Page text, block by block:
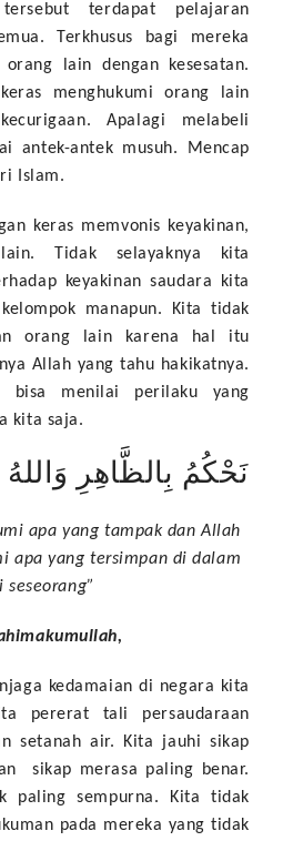
terdapat pelajaran
Terkhusus bagi mereka
lain dengan kesesatan.
menghukumi orang lain
Apalagi melabeli
antek-antek musuh. Mencap
Islam.
keras memvonis keyakinan,
Tidak selayaknya kita
keyakinan saudara kita
manapun. Kita tidak
orang lain karena hal itu
Allah yang tahu hakikatnya.
bisa menilai perilaku yang
kita saja.
نَحْكُمُ بِالظَّاهِرِ وَاللهُ
apa yang tampak dan Allah
apa yang tersimpan di dalam
seseorang”
kedamaian di negara kita
pererat tali persaudaraan
setanah air. Kita jauhi sikap
sikap merasa paling benar.
paling sempurna. Kita tidak
pada mereka yang tidak